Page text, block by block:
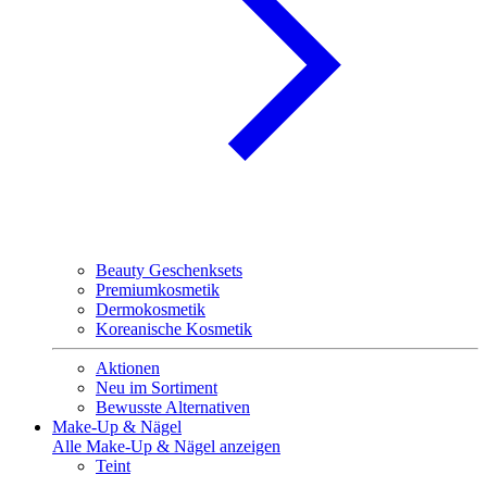
Beauty Geschenksets
Premiumkosmetik
Dermokosmetik
Koreanische Kosmetik
Aktionen
Neu im Sortiment
Bewusste Alternativen
Make-Up & Nägel
Alle Make-Up & Nägel anzeigen
Teint